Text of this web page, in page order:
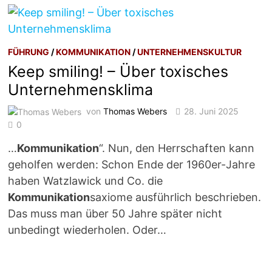
FÜHRUNG /KOMMUNIKATION /UNTERNEHMENSKULTUR
Keep smiling! – Über toxisches
Unternehmensklima
vonThomas Webers
28. Juni 2025
0
…Kommunikation“. Nun, den Herrschaften kann
geholfen werden: Schon Ende der 1960er-Jahre
haben Watzlawick und Co. die
Kommunikationsaxiome ausführlich beschrieben.
Das muss man über 50 Jahre später nicht
unbedingt wiederholen. Oder…